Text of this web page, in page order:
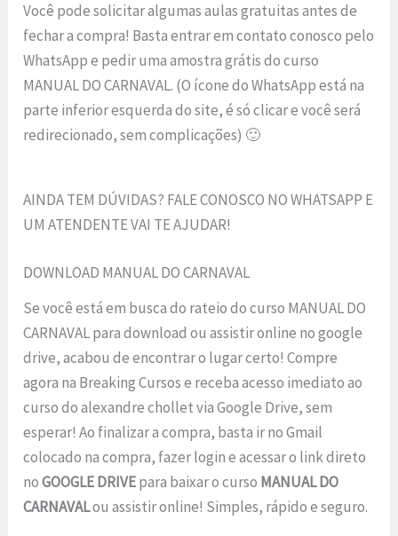
Você pode solicitar algumas aulas gratuitas antes de
fechar a compra! Basta entrar em contato conosco pelo
WhatsApp e pedir uma amostra grátis do curso
MANUAL DO CARNAVAL. (O ícone do WhatsApp está na
parte inferior esquerda do site, é só clicar e você será
redirecionado, sem complicações) 🙂
AINDA TEM DÚVIDAS? FALE CONOSCO NO WHATSAPP E
UM ATENDENTE VAI TE AJUDAR!
DOWNLOAD MANUAL DO CARNAVAL
Se você está em busca do rateio do curso MANUAL DO
CARNAVAL para download ou assistir online no google
drive, acabou de encontrar o lugar certo! Compre
agora na Breaking Cursos e receba acesso imediato ao
curso do alexandre chollet via Google Drive, sem
esperar! Ao finalizar a compra, basta ir no Gmail
colocado na compra, fazer login e acessar o link direto
noGOOGLE DRIVEpara baixar o curso MANUAL DO
CARNAVALou assistir online! Simples, rápido e seguro.